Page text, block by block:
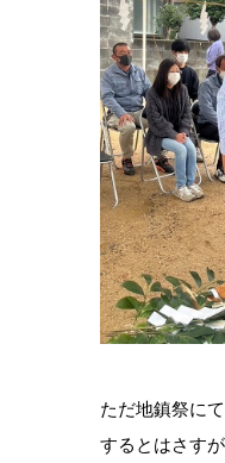
ただ地鎮祭に
するとはさす